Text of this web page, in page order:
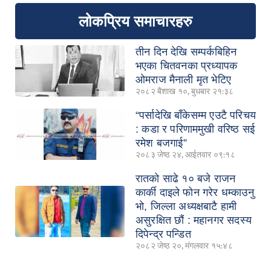
लोकप्रिय समाचारहरु
तीन दिन देखि सम्पर्कबिहिन
भएका चितवनका प्रध्यापक
ओमराज मैनाली मृत भेटिए
२०८२ बैशाख १०, बुधबार २१:३८
“पर्सादेखि बाँकेसम्म एउटै परिचय
: कडा र परिणाममुखी वरिष्ठ सई
रमेश बजगाई”
२०८३ जेष्ठ २४, आईतवार ०९:१८
रातको साढे १० बजे राजन
कार्की दाइले फोन गरेर धम्काउनु
भो, जिल्ला अध्यक्षबाटै हामी
असुरक्षित छौं : महानगर सदस्य
दिपेन्द्र पन्डित
२०८२ जेष्ठ २०, मंगलवार १५:४८